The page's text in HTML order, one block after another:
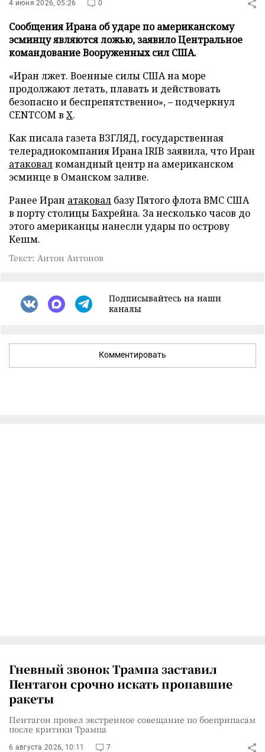
4 июня 2026, 05:26 0
Сообщения Ирана об ударе по американскому
эсминцу являются ложью, заявило Центральное
командование Вооруженных сил США.
«Иран лжет. Военные силы США на море
продолжают летать, плавать и действовать
безопасно и беспрепятственно», – подчеркнул
CENTCOM в X.
Как писала газета ВЗГЛЯД, государственная
телерадиокомпания Ирана IRIB заявила, что Иран
атаковалкомандный центр на американском
эсминце в Оманском заливе.
Ранее Иран атаковал базу Пятого флота ВМС США
в порту столицы Бахрейна. За несколько часов до
этого американцы нанесли удары по острову
Кешм.
Текст: Антон Антонов
Подписывайтесь на наши
каналы
Комментировать
Гневный звонок Трампа заставил
Пентагон срочно искать пропавшие
ракеты
Пентагон провел экстренное совещание по боеприпасам
после критики Трампа
6 августа 2026, 10:11 7